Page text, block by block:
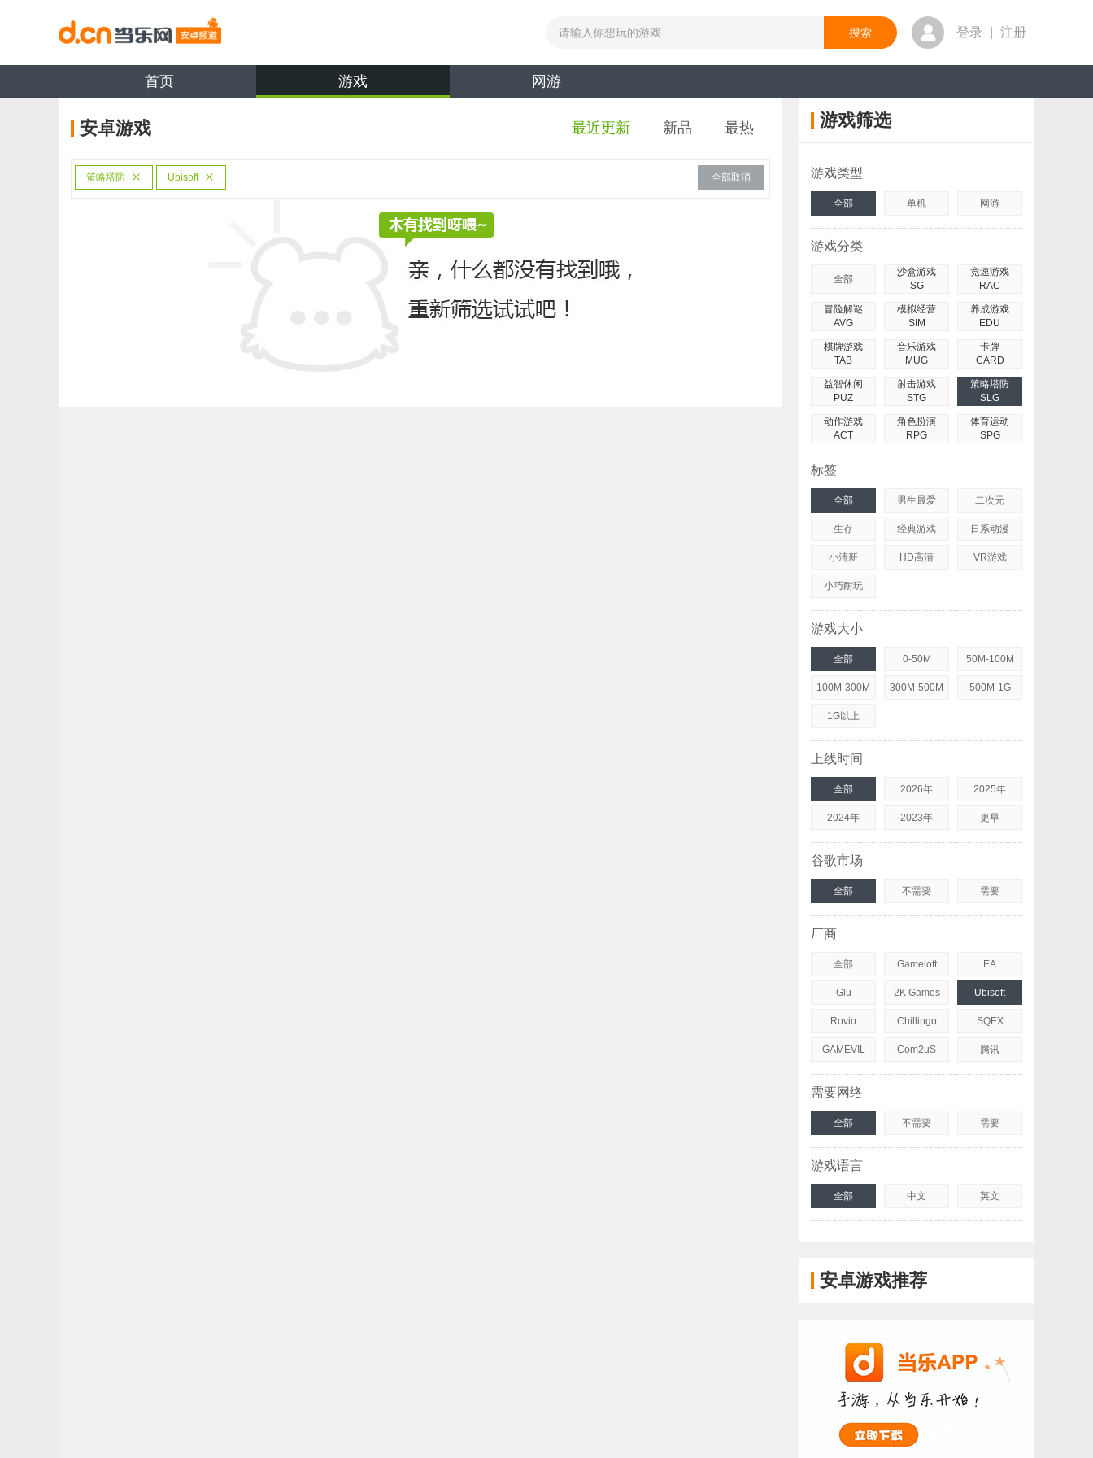
登录 注册
首页 游戏 网游
安卓游戏 最近更新 新品 最热
策略塔防 Ubisoft 全部取消
游戏筛选
游戏类型
全部 单机 网游
游戏分类
全部
沙盒游戏
SG
竞速游戏
RAC
冒险解谜
AVG
模拟经营
SIM
养成游戏
EDU
棋牌游戏
TAB
音乐游戏
MUG
卡牌
CARD
益智休闲
PUZ
射击游戏
STG
策略塔防
SLG
动作游戏
ACT
角色扮演
RPG
体育运动
SPG
标签
全部 男生最爱 二次元
生存 经典游戏 日系动漫
小清新 HD高清 VR游戏
小巧耐玩
游戏大小
全部 0-50M 50M-100M
100M-300M 300M-500M 500M-1G
1G以上
上线时间
全部 2026年 2025年
2024年 2023年 更早
谷歌市场
全部 不需要 需要
厂商
全部 Gameloft EA
Glu 2K Games Ubisoft
Rovio Chillingo SQEX
GAMEVIL Com2uS 腾讯
需要网络
全部 不需要 需要
游戏语言
全部 中文 英文
安卓游戏推荐